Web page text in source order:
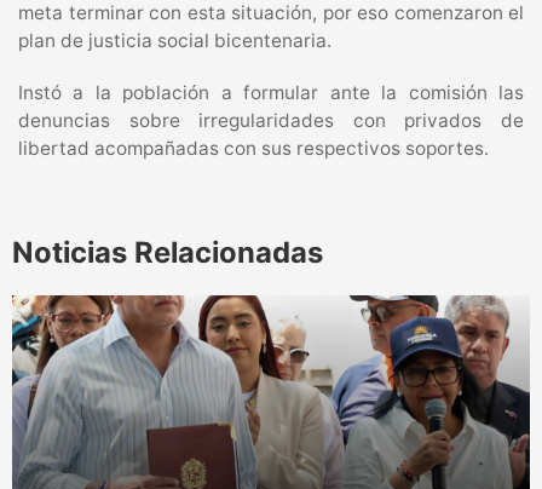
meta terminar con esta situación, por eso comenzaron el
plan de justicia social bicentenaria.
Instó a la población a formular ante la comisión las
denuncias sobre irregularidades con privados de
libertad acompañadas con sus respectivos soportes.
Noticias Relacionadas